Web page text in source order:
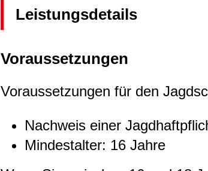
Leistungsdetails
Voraussetzungen
Voraussetzungen für den
Nachweis einer
Mindestalter: 16 Jahre